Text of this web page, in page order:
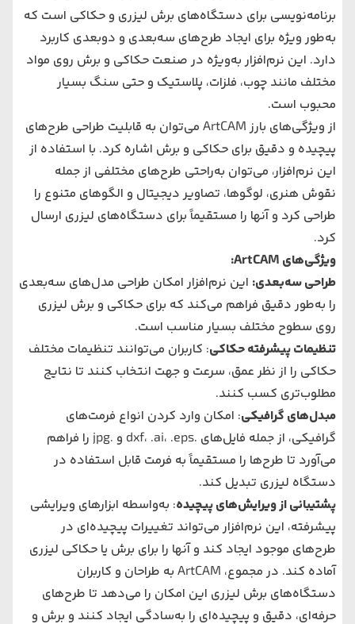
برنامه‌نویسی برای دستگاه‌های برش لیزری و حکاکی است که
به‌طور ویژه برای ایجاد طرح‌های سه‌بعدی و دو‌بعدی کاربرد
دارد. این نرم‌افزار به‌ویژه در صنعت حکاکی و برش روی مواد
مختلف مانند چوب، فلزات، پلاستیک و حتی سنگ بسیار
محبوب است.
از ویژگی‌های بارز ArtCAM می‌توان به قابلیت طراحی طرح‌های
پیچیده و دقیق برای حکاکی و برش اشاره کرد. با استفاده از
این نرم‌افزار، می‌توان به‌راحتی طرح‌های مختلفی از جمله
نقوش هنری، لوگوها، تصاویر دیجیتال و الگوهای متنوع را
طراحی کرد و آنها را مستقیماً برای دستگاه‌های لیزری ارسال
کرد.
ویژگی‌های ArtCAM:
طراحی سه‌بعدی: این نرم‌افزار امکان طراحی مدل‌های سه‌بعدی
را به‌طور دقیق فراهم می‌کند که برای حکاکی و برش لیزری
روی سطوح مختلف بسیار مناسب است.
تنظیمات پیشرفته حکاکی: کاربران می‌توانند تنظیمات مختلف
حکاکی را از نظر عمق، سرعت و جهت انتخاب کنند تا نتایج
مطلوب‌تری کسب کنند.
مبدل‌های گرافیکی: امکان وارد کردن انواع فرمت‌های
گرافیکی، از جمله فایل‌های .dxf، .ai، .eps و .jpg را فراهم
می‌آورد تا طرح‌ها را مستقیماً به فرمت قابل استفاده در
دستگاه لیزری تبدیل کند.
پشتیبانی از ویرایش‌های پیچیده: به‌واسطه ابزارهای ویرایشی
پیشرفته، این نرم‌افزار می‌تواند تغییرات پیچیده‌ای در
طرح‌های موجود ایجاد کند و آنها را برای برش یا حکاکی لیزری
آماده کند. در مجموع، ArtCAM به طراحان و کاربران
دستگاه‌های برش لیزری این امکان را می‌دهد تا طرح‌های
حرفه‌ای، دقیق و پیچیده‌ای را به‌سادگی ایجاد کنند و برش و